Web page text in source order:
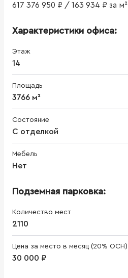
617 376 950 ₽ / 163 934 ₽ за м²
Характеристики офиса:
Этаж
14
Площадь
3766 м²
Состояние
С отделкой
Мебель
Нет
Подземная парковка:
Количество мест
2110
Цена за место в месяц (20% ОСН)
30 000 ₽